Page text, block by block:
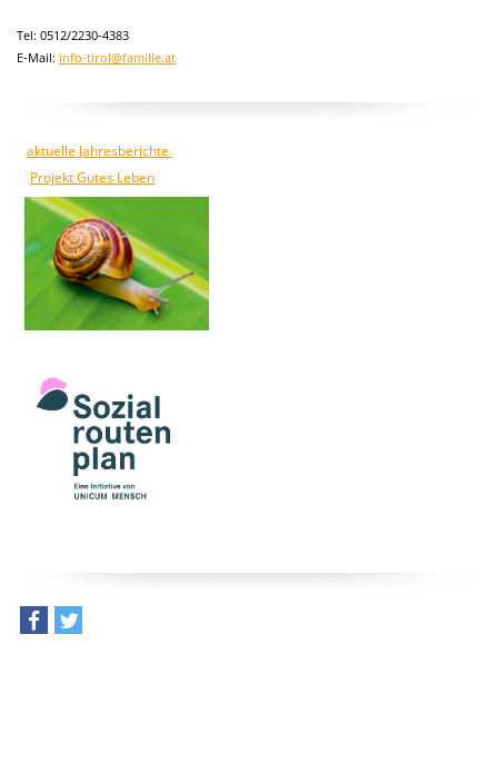
Tel: 0512/2230-4383
E-Mail: info-tirol@familie.at
aktuelle Jahresberichte
Projekt Gutes Leben